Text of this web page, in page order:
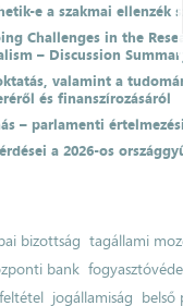
e a szakmai ellenzék
Challenges in the
– Discussion
valamint a
és finanszírozásáról
– parlamenti
a 2026-os
bizottság tagállami
bank
jogállamiság belső